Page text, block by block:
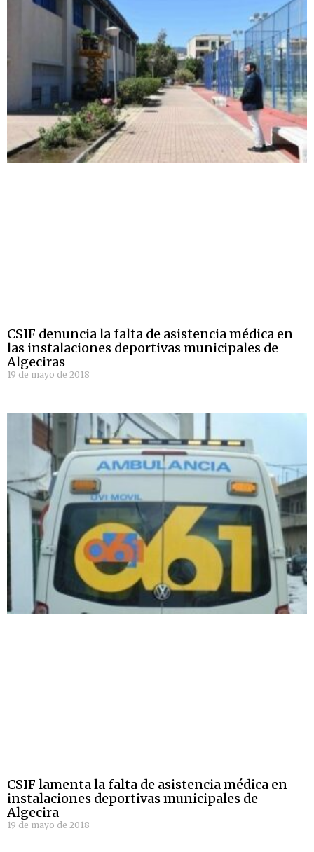
CSIF denuncia la falta de asistencia médica en
las instalaciones deportivas municipales de
Algeciras
19 de mayo de 2018
CSIF lamenta la falta de asistencia médica en
instalaciones deportivas municipales de
Algecira
19 de mayo de 2018